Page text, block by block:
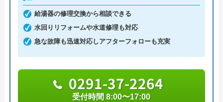
す。 お陰様で、他社と連携して自社集客も
安定して早や3年。安定集客万歳です🙌 手数
料率で悩む加盟店さん、早く見切りと付ける
Googleクチコミを見る
ては信頼出来ますし、最短30分での駆けつけや見積
もりは無料の面も加味すると、相見積もりに利用し
たい業者の一つです。
0120-896-893
受付時間 24時間
給湯器の修理交換から相談できる
水回りリフォームや水道修理も対応
急な故障も迅速対応しアフターフォローも充実
0291-37-2264
受付時間 8:00〜17:00